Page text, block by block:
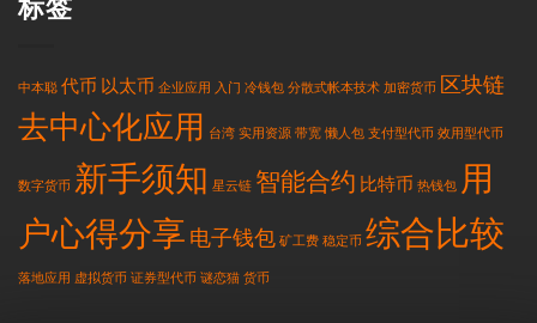
标签
中本聪 代币 以太币 企业应用 入门 冷钱包 分散式帐本技术 加密货币 区块链
去中心化应用 台湾 实用资源 带宽 懒人包 支付型代币 效用型代币
数字货币 新手须知 星云链 智能合约 比特币 热钱包 用
户心得分享 电子钱包 矿工费 稳定币 综合比较
落地应用 虚拟货币 证券型代币 谜恋猫 货币